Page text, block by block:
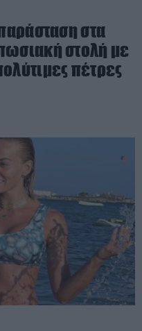
στα
στολή με
πέτρες